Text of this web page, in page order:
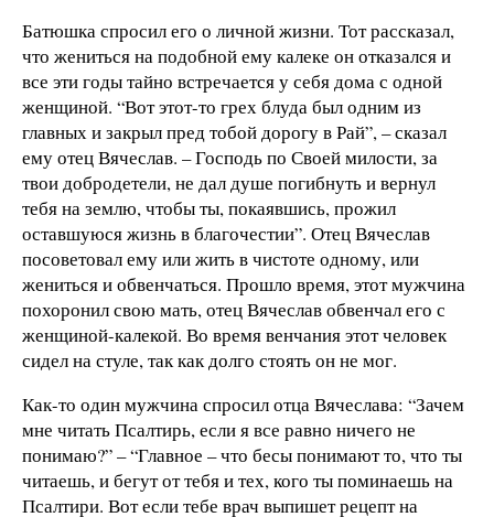
Батюшка спросил его о личной жизни. Тот рассказал,
что жениться на подобной ему калеке он отказался и
все эти годы тайно встречается у себя дома с одной
женщиной. “Вот этот-то грех блуда был одним из
главных и закрыл пред тобой дорогу в Рай”, – сказал
ему отец Вячеслав. – Господь по Своей милости, за
твои добродетели, не дал душе погибнуть и вернул
тебя на землю, чтобы ты, покаявшись, прожил
оставшуюся жизнь в благочестии”. Отец Вячеслав
посоветовал ему или жить в чистоте одному, или
жениться и обвенчаться. Прошло время, этот мужчина
похоронил свою мать, отец Вячеслав обвенчал его с
женщиной-калекой. Во время венчания этот человек
сидел на стуле, так как долго стоять он не мог.
Как-то один мужчина спросил отца Вячеслава: “Зачем
мне читать Псалтирь, если я все равно ничего не
понимаю?” – “Главное – что бесы понимают то, что ты
читаешь, и бегут от тебя и тех, кого ты поминаешь на
Псалтири. Вот если тебе врач выпишет рецепт на